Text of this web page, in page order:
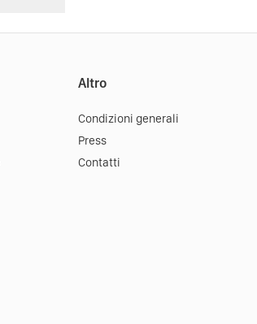
Altro
Condizioni generali
Press
Contatti